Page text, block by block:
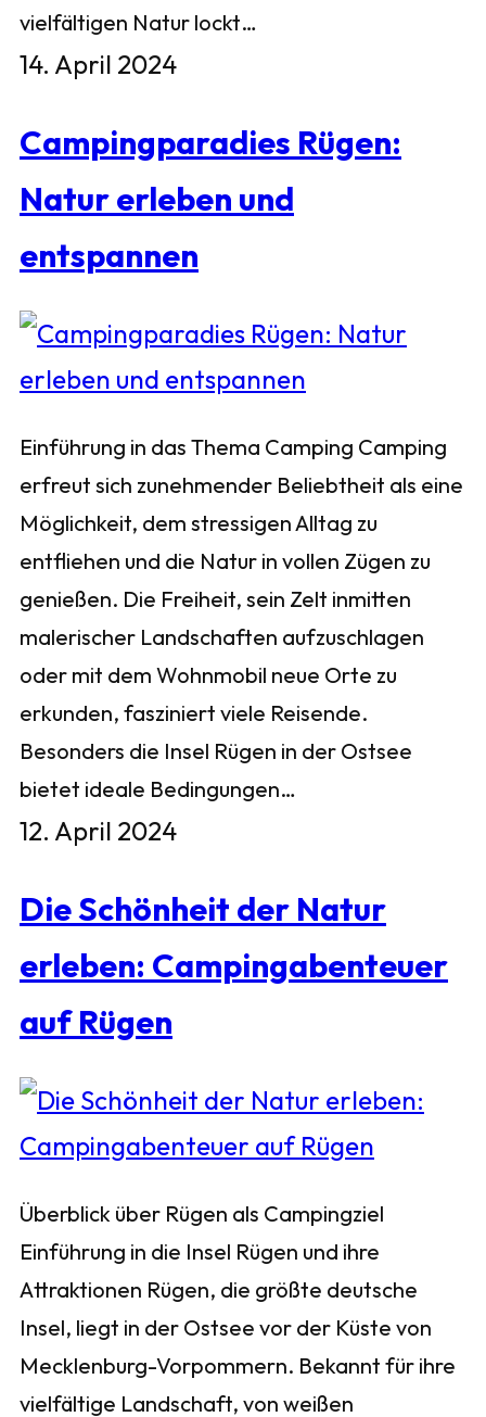
vielfältigen Natur lockt…
14. April 2024
Campingparadies Rügen:
Natur erleben und
entspannen
Einführung in das Thema Camping Camping
erfreut sich zunehmender Beliebtheit als eine
Möglichkeit, dem stressigen Alltag zu
entfliehen und die Natur in vollen Zügen zu
genießen. Die Freiheit, sein Zelt inmitten
malerischer Landschaften aufzuschlagen
oder mit dem Wohnmobil neue Orte zu
erkunden, fasziniert viele Reisende.
Besonders die Insel Rügen in der Ostsee
bietet ideale Bedingungen…
12. April 2024
Die Schönheit der Natur
erleben: Campingabenteuer
auf Rügen
Überblick über Rügen als Campingziel
Einführung in die Insel Rügen und ihre
Attraktionen Rügen, die größte deutsche
Insel, liegt in der Ostsee vor der Küste von
Mecklenburg-Vorpommern. Bekannt für ihre
vielfältige Landschaft, von weißen